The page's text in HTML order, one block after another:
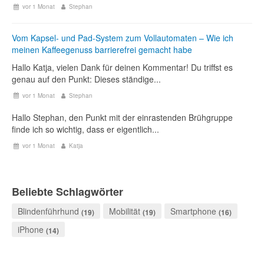
vor 1 Monat Stephan
Vom Kapsel- und Pad-System zum Vollautomaten – Wie ich
meinen Kaffeegenuss barrierefrei gemacht habe
Hallo Katja, vielen Dank für deinen Kommentar! Du triffst es
genau auf den Punkt: Dieses ständige...
vor 1 Monat Stephan
Hallo Stephan, den Punkt mit der einrastenden Brühgruppe
finde ich so wichtig, dass er eigentlich...
vor 1 Monat Katja
Beliebte Schlagwörter
Blindenführhund (19) Mobilität (19) Smartphone (16)
iPhone (14)